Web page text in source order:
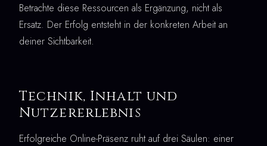
Betrachte diese Ressourcen als Ergänzung, nicht als
Ersatz. Der Erfolg entsteht in der konkreten Arbeit an
deiner Sichtbarkeit.
Technik, Inhalt und
Nutzererlebnis
Erfolgreiche Online-Präsenz ruht auf drei Säulen: einer